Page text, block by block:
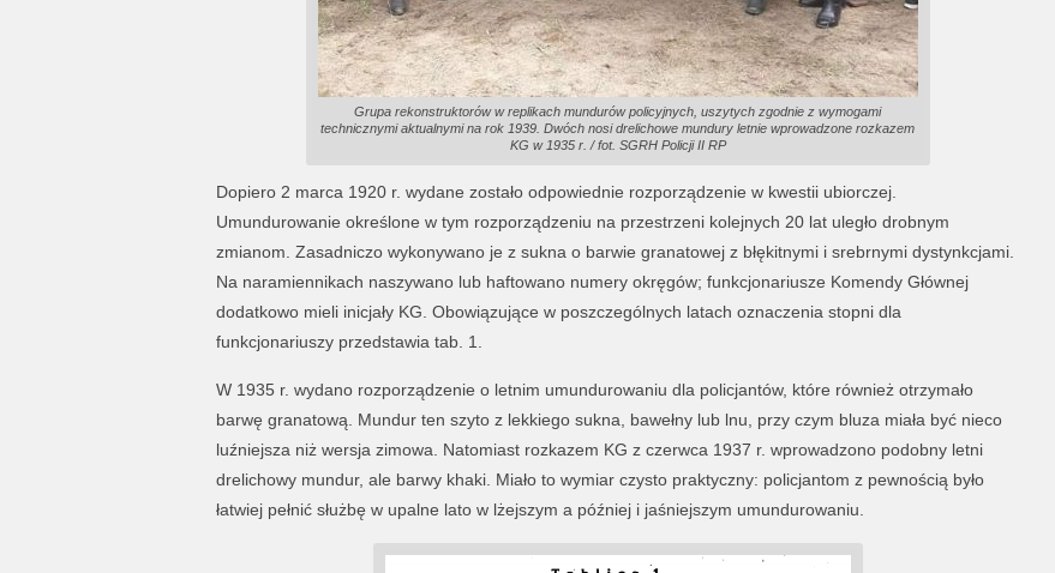
Grupa rekonstruktorów w replikach mundurów policyjnych, uszytych zgodnie z wymogami
technicznymi aktualnymi na rok 1939. Dwóch nosi drelichowe mundury letnie wprowadzone rozkazem
KG w 1935 r. / fot. SGRH Policji II RP
Dopiero 2 marca 1920 r. wydane zostało odpowiednie rozporządzenie w kwestii ubiorczej.
Umundurowanie określone w tym rozporządzeniu na przestrzeni kolejnych 20 lat uległo drobnym
zmianom. Zasadniczo wykonywano je z sukna o barwie granatowej z błękitnymi i srebrnymi dystynkcjami.
Na naramiennikach naszywano lub haftowano numery okręgów; funkcjonariusze Komendy Głównej
dodatkowo mieli inicjały KG. Obowiązujące w poszczególnych latach oznaczenia stopni dla
funkcjonariuszy przedstawia tab. 1.
W 1935 r. wydano rozporządzenie o letnim umundurowaniu dla policjantów, które również otrzymało
barwę granatową. Mundur ten szyto z lekkiego sukna, bawełny lub lnu, przy czym bluza miała być nieco
luźniejsza niż wersja zimowa. Natomiast rozkazem KG z czerwca 1937 r. wprowadzono podobny letni
drelichowy mundur, ale barwy khaki. Miało to wymiar czysto praktyczny: policjantom z pewnością było
łatwiej pełnić służbę w upalne lato w lżejszym a później i jaśniejszym umundurowaniu.